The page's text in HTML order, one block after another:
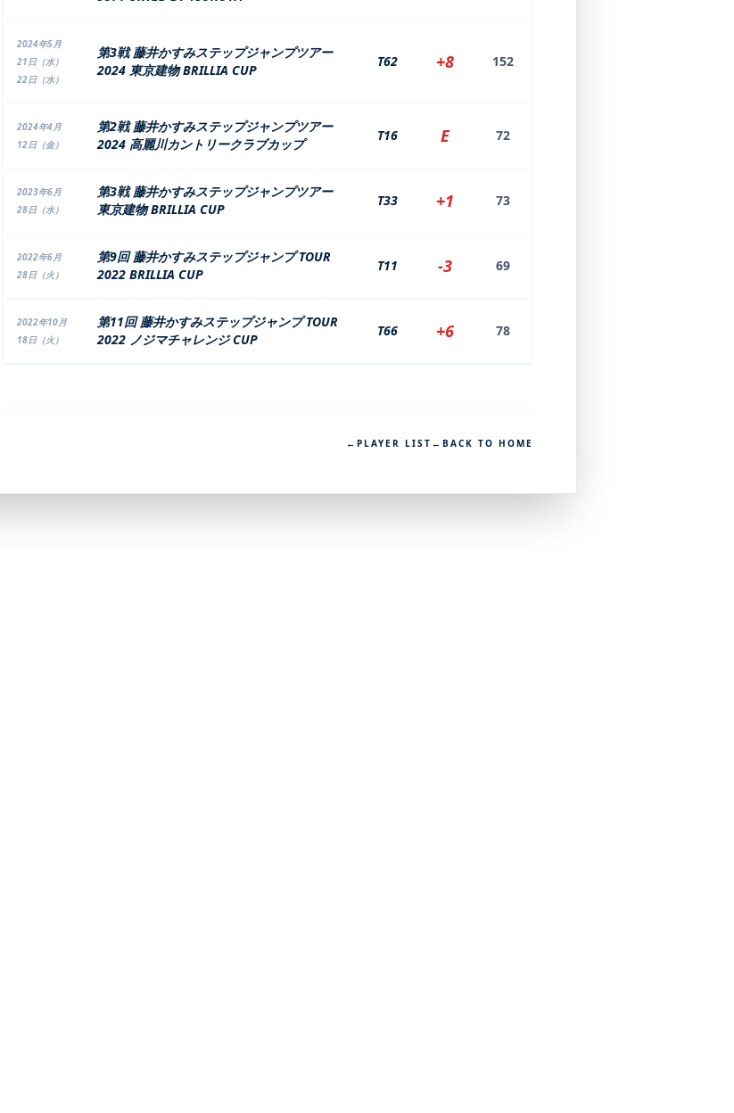
2024年5月
21日（水）
22日（水）
第3戦 藤井かすみステップジャンプツアー
2024 東京建物 BRILLIA CUP
T62 +8 152
2024年4月
12日（金）
第2戦 藤井かすみステップジャンプツアー
2024 高麗川カントリークラブカップ
T16 E 72
2023年6月
28日（水）
第3戦 藤井かすみステップジャンプツアー
東京建物 BRILLIA CUP
T33 +1 73
2022年6月
28日（火）
第9回 藤井かすみステップジャンプ TOUR
2022 BRILLIA CUP
T11 -3 69
2022年10月
18日（火）
第11回 藤井かすみステップジャンプ TOUR
2022 ノジマチャレンジ CUP
T66 +6 78
← PLAYER LIST ← BACK TO HOME